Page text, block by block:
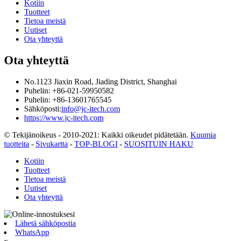
Kotiin
Tuotteet
Tietoa meistä
Uutiset
Ota yhteyttä
Ota yhteyttä
No.1123 Jiaxin Road, Jiading District, Shanghai
Puhelin: +86-021-59950582
Puhelin: +86-13601765545
Sähköposti:info@jc-itech.com
https://www.jc-itech.com
© Tekijänoikeus - 2010-2021: Kaikki oikeudet pidätetään. Kuumia
tuotteita - Sivukartta - TOP-BLOGI - SUOSITUIN HAKU
Kotiin
Tuotteet
Tietoa meistä
Uutiset
Ota yhteyttä
Lähetä sähköpostia
WhatsApp